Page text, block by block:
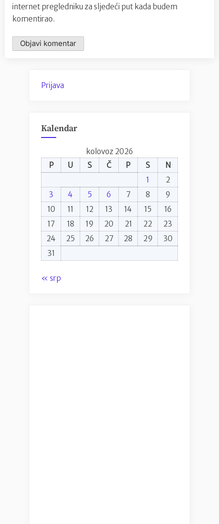
internet pregledniku za sljedeći put kada budem
komentirao.
Prijava
Kalendar
kolovoz 2026
P
U S Č P S
N
1
2
3
4 5 6 7 8
9
10
11 12 13 14 15
16
17
18 19 20 21 22
23
24
25 26 27 28 29
30
31
« srp